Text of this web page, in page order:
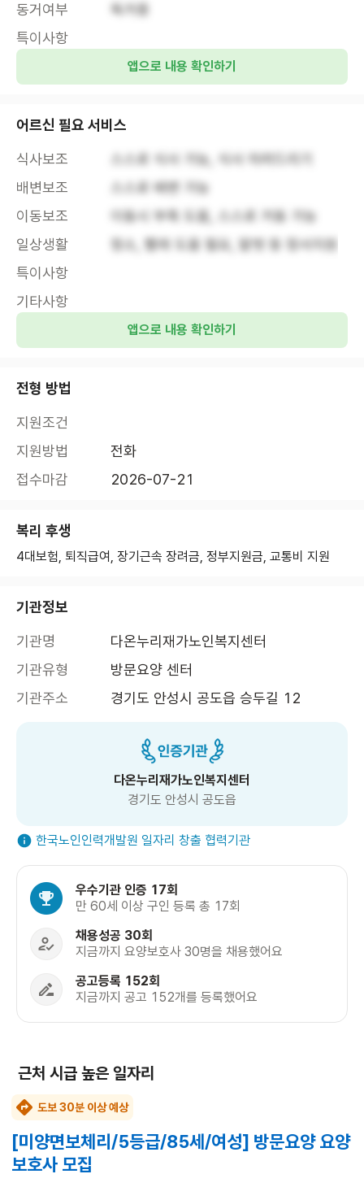
동거여부
독거중
특이사항
앱으로 내용 확인하기
어르신 필요 서비스
식사보조
스스로 식사 가능, 식사 차려드리기
배변보조
스스로 배변 가능
이동보조
이동시 부축 도움, 스스로 거동 가능
일상생활
청소, 빨래 도움 필요, 말벗 등 정서지원
특이사항
기타사항
앱으로 내용 확인하기
전형 방법
지원조건
지원방법
전화
접수마감
2026-07-21
복리 후생
4대보험, 퇴직급여, 장기근속 장려금, 정부지원금, 교통비 지원
기관정보
기관명
다온누리재가노인복지센터
기관유형
방문요양 센터
기관주소
경기도 안성시 공도읍 승두길 12
다온누리재가노인복지센터
경기도 안성시 공도읍
한국노인인력개발원 일자리 창출 협력기관
우수기관 인증 17회
만 60세 이상 구인 등록 총 17회
채용성공 30회
지금까지 요양보호사 30명을 채용했어요
공고등록 152회
지금까지 공고 152개를 등록했어요
근처 시급 높은 일자리
도보 30분 이상 예상
[미양면보체리/5등급/85세/여성] 방문요양 요양
보호사 모집